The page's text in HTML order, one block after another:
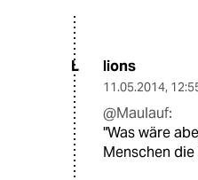
L lions
11.05.2014,
@Maulauf:
"Was wäre
Menschen